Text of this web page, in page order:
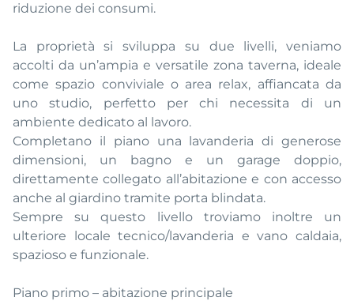
riduzione dei consumi.
La proprietà si sviluppa su due livelli, veniamo
accolti da un’ampia e versatile zona taverna, ideale
come spazio conviviale o area relax, affiancata da
uno studio, perfetto per chi necessita di un
ambiente dedicato al lavoro.
Completano il piano una lavanderia di generose
dimensioni, un bagno e un garage doppio,
direttamente collegato all’abitazione e con accesso
anche al giardino tramite porta blindata.
Sempre su questo livello troviamo inoltre un
ulteriore locale tecnico/lavanderia e vano caldaia,
spazioso e funzionale.
Piano primo – abitazione principale